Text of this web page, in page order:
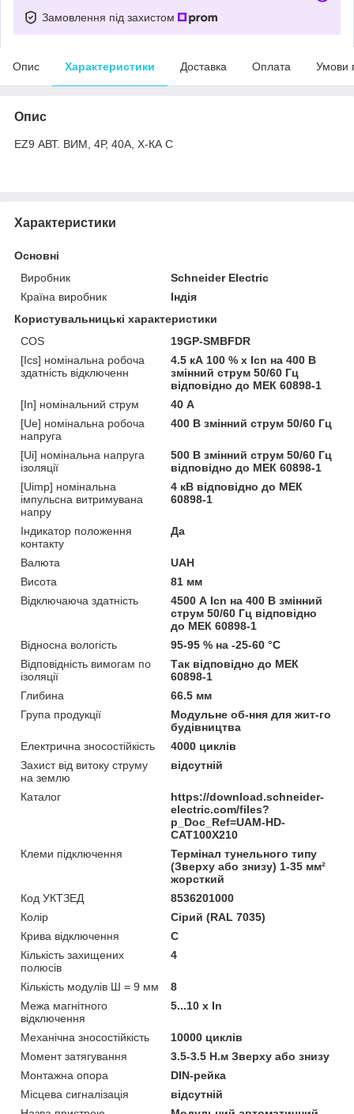
Замовлення під захистом
Опис Характеристики Доставка Оплата Умови
Опис
EZ9 АВТ. ВИМ, 4Р, 40А, Х-КА С
Характеристики
Основні
Виробник
Schneider Electric
Країна виробник
Індія
Користувальницькі характеристики
COS
19GP-SMBFDR
[Ics] номінальна робоча
здатність відключенн
4.5 кА 100 % x Icn на 400 В
змінний струм 50/60 Гц
відповідно до МЕК 60898-1
[In] номінальний струм
40 А
[Ue] номінальна робоча
напруга
400 В змінний струм 50/60 Гц
[Ui] номінальна напруга
ізоляції
500 В змінний струм 50/60 Гц
відповідно до МЕК 60898-1
[Uimp] номінальна
імпульсна витримувана
напру
4 кВ відповідно до МЕК
60898-1
Індикатор положення
контакту
Да
Валюта
UAH
Висота
81 мм
Відключаюча здатність
4500 А Icn на 400 В змінний
струм 50/60 Гц відповідно
до МЕК 60898-1
Відносна вологість
95-95 % на -25-60 °C
Відповідність вимогам по
ізоляції
Так відповідно до МЕК
60898-1
Глибина
66.5 мм
Група продукції
Модульне об-ння для жит-го
будівництва
Електрична зносостійкість
4000 циклів
Захист від витоку струму
на землю
відсутній
Каталог
https://download.schneider-
electric.com/files?
p_Doc_Ref=UAM-HD-
CAT100X210
Клеми підключення
Термінал тунельного типу
(Зверху або знизу) 1-35 мм²
жорсткий
Код УКТЗЕД
8536201000
Колір
Сірий (RAL 7035)
Крива відключення
C
Кількість захищених
полюсів
4
Кількість модулів Ш = 9 мм
8
Межа магнітного
відключення
5...10 x In
Механічна зносостійкість
10000 циклів
Момент затягування
3.5-3.5 Н.м Зверху або знизу
Монтажна опора
DIN-рейка
Місцева сигналізація
відсутній